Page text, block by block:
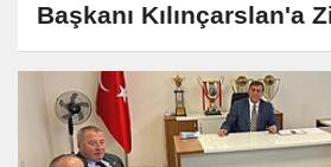
Başkanı Kılınçarslan'a